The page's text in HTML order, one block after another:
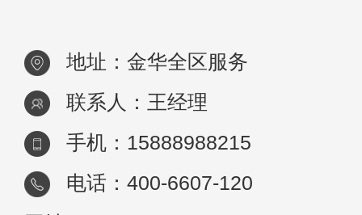
地址：金华全区服务
联系人：王经理
手机：15888988215
电话：400-6607-120